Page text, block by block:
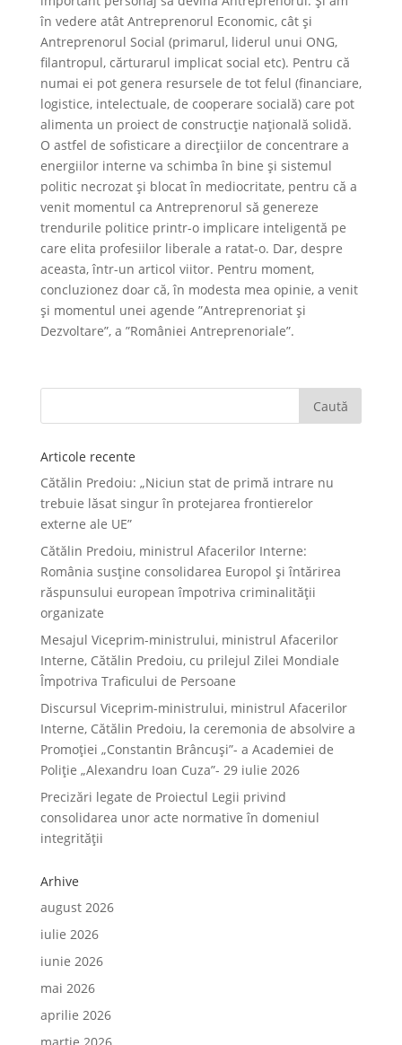
în vedere atât Antreprenorul Economic, cât şi
Antreprenorul Social (primarul, liderul unui ONG,
filantropul, cărturarul implicat social etc). Pentru că
numai ei pot genera resursele de tot felul (financiare,
logistice, intelectuale, de cooperare socială) care pot
alimenta un proiect de construcţie naţională solidă.
O astfel de sofisticare a direcţiilor de concentrare a
energiilor interne va schimba în bine şi sistemul
politic necrozat şi blocat în mediocritate, pentru că a
venit momentul ca Antreprenorul să genereze
trendurile politice printr-o implicare inteligentă pe
care elita profesiilor liberale a ratat-o. Dar, despre
aceasta, într-un articol viitor. Pentru moment,
concluzionez doar că, în modesta mea opinie, a venit
şi momentul unei agende ”Antreprenoriat şi
Dezvoltare”, a ”României Antreprenoriale”.
Articole recente
Cătălin Predoiu: „Niciun stat de primă intrare nu
trebuie lăsat singur în protejarea frontierelor
externe ale UE”
Cătălin Predoiu, ministrul Afacerilor Interne:
România susține consolidarea Europol și întărirea
răspunsului european împotriva criminalității
organizate
Mesajul Viceprim-ministrului, ministrul Afacerilor
Interne, Cătălin Predoiu, cu prilejul Zilei Mondiale
Împotriva Traficului de Persoane
Discursul Viceprim-ministrului, ministrul Afacerilor
Interne, Cătălin Predoiu, la ceremonia de absolvire a
Promoției „Constantin Brâncuși”- a Academiei de
Poliție „Alexandru Ioan Cuza”- 29 iulie 2026
Precizări legate de Proiectul Legii privind
consolidarea unor acte normative în domeniul
integrității
Arhive
august 2026
iulie 2026
iunie 2026
mai 2026
aprilie 2026